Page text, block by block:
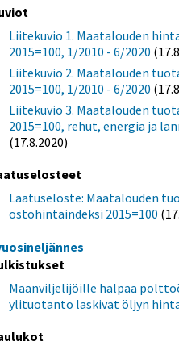
Liitekuvio 1. Maatalouden
2015=100, 1/2010 - 6/2020
Liitekuvio 2. Maatalouden
2015=100, 1/2010 - 6/2020
Liitekuvio 3. Maatalouden
2015=100, rehut, energia ja
(17.8.2020)
Laatuseloste: Maatalouden
ostohintaindeksi 2015=100
Maanviljelijöille halpaa
ylituotanto laskivat öljyn